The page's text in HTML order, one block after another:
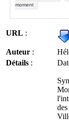
moment
URL :
Auteur :
Détails :